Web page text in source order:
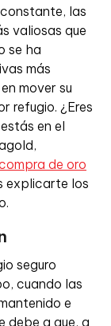
las
valiosas que
se ha
más
mover su
refugio. ¿Eres
en el
de oro
explicarte los
seguro
cuando las
e
debe a que, a